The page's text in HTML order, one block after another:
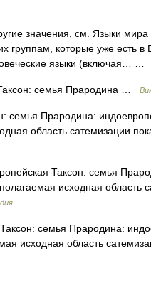
значения, см. Языки
группам, которые уже есть в
языки (включая… …
семья Прародина …
семья Прародина:
область сатемизации
Таксон: семья
исходная область
семья Прародина:
исходная область